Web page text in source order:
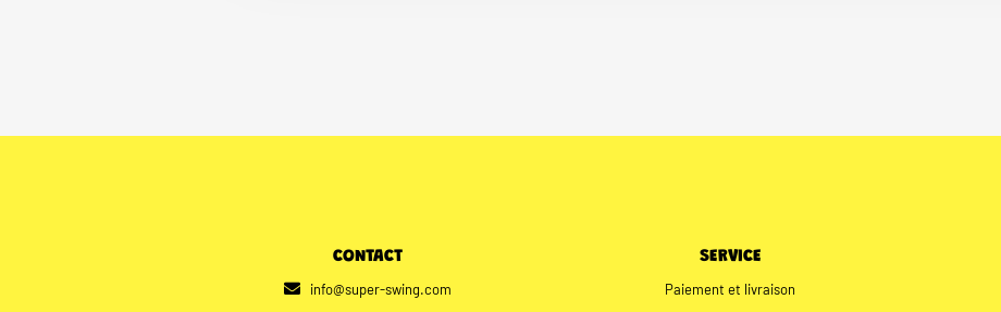
CONTACT
info@super-swing.com
SERVICE
Paiement et livraison